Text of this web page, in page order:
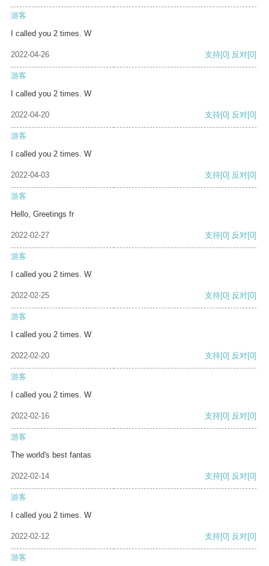
游客
I called you 2 times. W
2022-04-26 支持[0] 反对[0]
游客
I called you 2 times. W
2022-04-20 支持[0] 反对[0]
游客
I called you 2 times. W
2022-04-03 支持[0] 反对[0]
游客
Hello, Greetings fr
2022-02-27 支持[0] 反对[0]
游客
I called you 2 times. W
2022-02-25 支持[0] 反对[0]
游客
I called you 2 times. W
2022-02-20 支持[0] 反对[0]
游客
I called you 2 times. W
2022-02-16 支持[0] 反对[0]
游客
The world's best fantas
2022-02-14 支持[0] 反对[0]
游客
I called you 2 times. W
2022-02-12 支持[0] 反对[0]
游客